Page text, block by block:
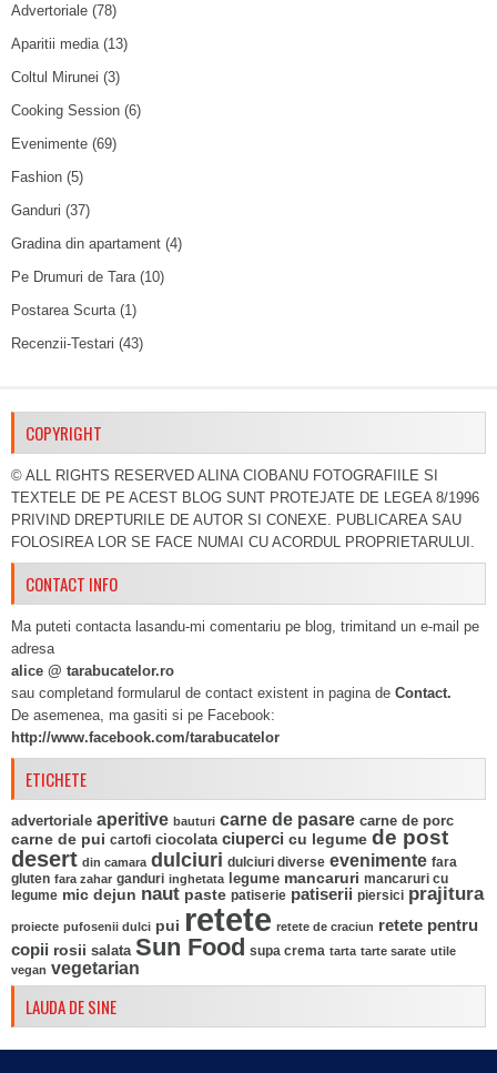
Advertoriale (78)
Aparitii media (13)
Coltul Mirunei (3)
Cooking Session (6)
Evenimente (69)
Fashion (5)
Ganduri (37)
Gradina din apartament (4)
Pe Drumuri de Tara (10)
Postarea Scurta (1)
Recenzii-Testari (43)
COPYRIGHT
© ALL RIGHTS RESERVED ALINA CIOBANU FOTOGRAFIILE SI
TEXTELE DE PE ACEST BLOG SUNT PROTEJATE DE LEGEA 8/1996
PRIVIND DREPTURILE DE AUTOR SI CONEXE. PUBLICAREA SAU
FOLOSIREA LOR SE FACE NUMAI CU ACORDUL PROPRIETARULUI.
CONTACT INFO
Ma puteti contacta lasandu-mi comentariu pe blog, trimitand un e-mail pe
adresa
alice @ tarabucatelor.ro
sau completand formularul de contact existent in pagina de Contact.
De asemenea, ma gasiti si pe Facebook:
http://www.facebook.com/tarabucatelor
ETICHETE
advertoriale aperitive bauturi carne de pasare carne de porc
carne de pui cartofi ciocolata ciuperci cu legume de post
desert din camara dulciuri dulciuri diverse evenimente fara
gluten fara zahar ganduri inghetata legume mancaruri mancaruri cu
legume mic dejun naut paste patiserie patiserii piersici prajitura
proiecte pufosenii dulci pui retete retete de craciun retete pentru
copii rosii salata Sun Food supa crema tarta tarte sarate utile
vegan vegetarian
LAUDA DE SINE